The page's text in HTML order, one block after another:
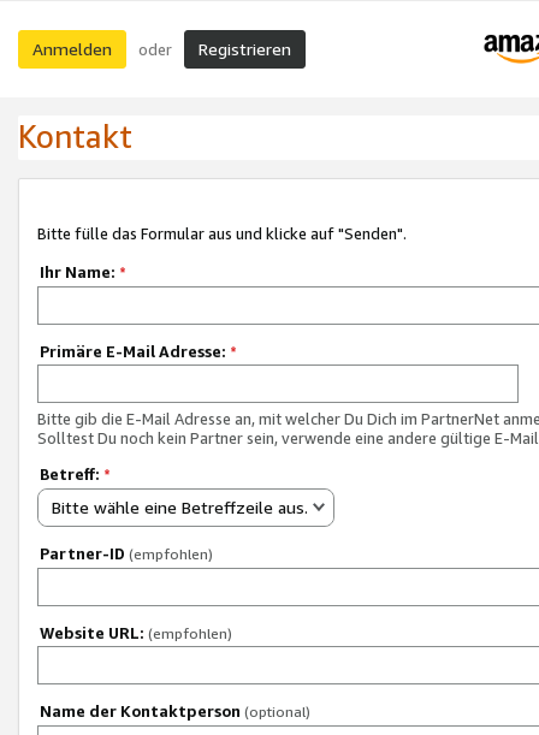
Anmelden oder Registrieren
Kontakt
Bitte fülle das Formular aus und klicke auf "Senden".
Ihr Name: *
Primäre E-Mail Adresse: *
Bitte gib die E-Mail Adresse an, mit welcher Du Dich im PartnerNet
Solltest Du noch kein Partner sein, verwende eine andere gültige E-
Betreff: *
Bitte wähle eine Betreffzeile aus.
Partner-ID (empfohlen)
Website URL: (empfohlen)
Name der Kontaktperson (optional)